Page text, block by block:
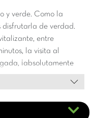
y verde. Como la
disfrutarla de verdad.
entre
la visita al
¡absolutamente
de historia,
donde se
locales. Un
naturaleza y